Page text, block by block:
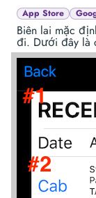
App Store
Biên lai mặc
đi. Dưới đây là